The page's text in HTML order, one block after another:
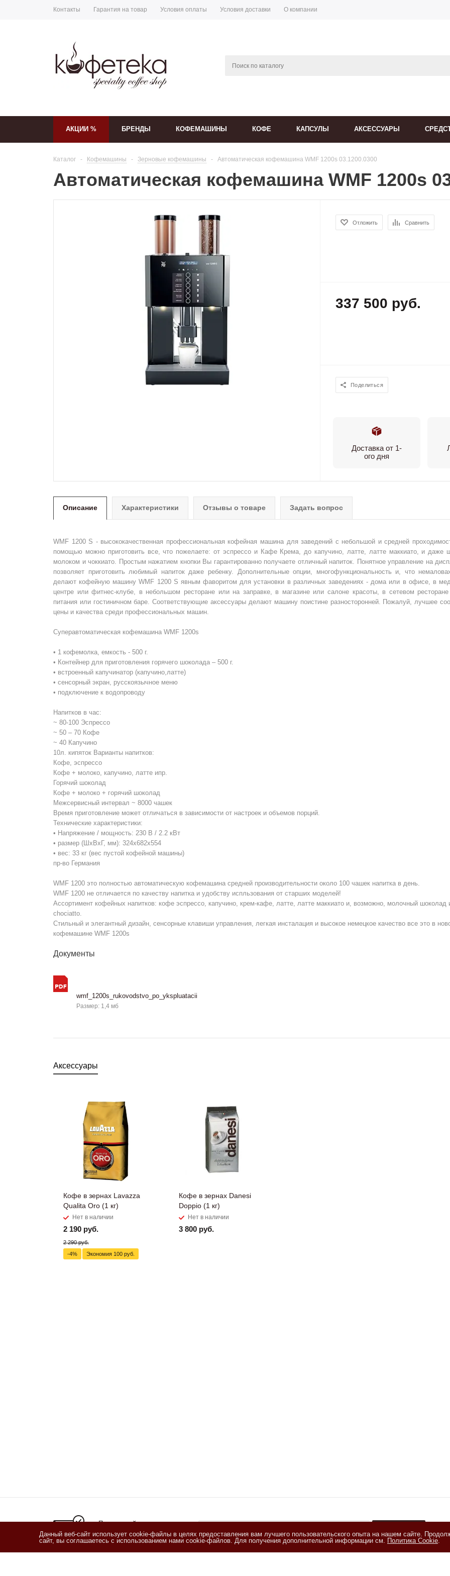
Контакты Гарантия на товар Условия оплаты Условия доставки О компании
АКЦИИ % БРЕНДЫ КОФЕМАШИНЫ КОФЕ КАПСУЛЫ АКСЕССУАРЫ
Каталог - Кофемашины - Зерновые кофемашины - Автоматическая кофемашина WMF 1200s 03.1200.0300
Автоматическая кофемашина WMF 1200s
Отложить Сравнить
337 500 руб.
Поделиться
Доставка от 1-
ого дня
Описание Характеристики Отзывы о товаре Задать вопрос
WMF 1200 S - высококачественная профессиональная кофейная машина для заведений с небольшой и средней
помощью можно приготовить все, что пожелаете: от эспрессо и Кафе Крема, до капучино, латте, латте маккиато, и даже
молоком и чоккиато. Простым нажатием кнопки Вы гарантированно получаете отличный напиток. Понятное управление на
позволяет приготовить любимый напиток даже ребенку. Дополнительные опции, многофункциональность и, что
делают кофейную машину WMF 1200 S явным фаворитом для установки в различных заведениях - дома или в офисе, в
центре или фитнес-клубе, в небольшом ресторане или на заправке, в магазине или салоне красоты, в сетевом ресторане
питания или гостиничном баре. Соответствующие аксессуары делают машину поистине разносторонней. Пожалуй, лучшее
цены и качества среди профессиональных машин.
Cуперавтоматическая кофемашина WMF 1200s
• 1 кофемолка, емкость - 500 г.
• Контейнер для приготовления горячего шоколада – 500 г.
• встроенный капучинатор (капучино,латте)
• сенсорный экран, русскоязычное меню
• подключение к водопроводу
Напитков в час:
~ 80-100 Эспрессо
~ 50 – 70 Кофе
~ 40 Капучино
10л. кипяток Варианты напитков:
Кофе, эспрессо
Кофе + молоко, капучино, латте ипр.
Горячий шоколад
Кофе + молоко + горячий шоколад
Межсервисный интервал ~ 8000 чашек
Время приготовление может отличаться в зависимости от настроек и объемов порций.
Технические характеристики:
• Напряжение / мощность: 230 В / 2.2 кВт
• размер (ШхВхГ, мм): 324х682х554
• вес: 33 кг (вес пустой кофейной машины)
пр-во Германия
WMF 1200 это полностью автоматическую кофемашина средней производительности около 100 чашек напитка в день.
WMF 1200 не отличается по качеству напитка и удобству испльзования от старших моделей!
Ассортимент кофейных напитков: кофе эспрессо, капучино, крем-кафе, латте, латте маккиато и, возможно, молочный шоколад
chociatto.
Стильный и элегантный дизайн, сенсорные клавиши управления, легкая инсталация и высокое немецкое качество все это в
кофемашине WMF 1200s
Документы
wmf_1200s_rukovodstvo_po_ykspluatacii
Размер: 1,4 мб
Аксессуары
Кофе в зернах Lavazza
Qualita Oro (1 кг)
Нет в наличии
2 190 руб.
2 290 руб.
-4%
Экономия 100 руб.
Кофе в зернах Danesi
Doppio (1 кг)
Нет в наличии
3 800 руб.
Подписывайтесь
на новости и акции
Я ознакомлен(а) сПолитикой обработки персональных данныхи даю
Данный веб-сайт использует cookie-файлы в целях предоставления вам лучшего пользовательского опыта на нашем сайте.
сайт, вы соглашаетесь с использованием нами cookie-файлов. Для получения дополнительной информации см. Политика Cookie.